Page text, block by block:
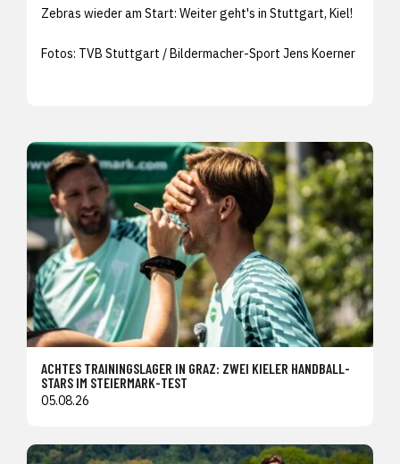
Zebras wieder am Start: Weiter geht's in Stuttgart, Kiel!
Fotos: TVB Stuttgart / Bildermacher-Sport Jens Koerner
ACHTES TRAININGSLAGER IN GRAZ: ZWEI KIELER HANDBALL-
STARS IM STEIERMARK-TEST
05.08.26